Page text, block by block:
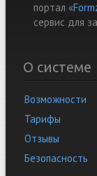
портал «
cервис для
О системе
Возможности
Тарифы
Отзывы
Безопасность